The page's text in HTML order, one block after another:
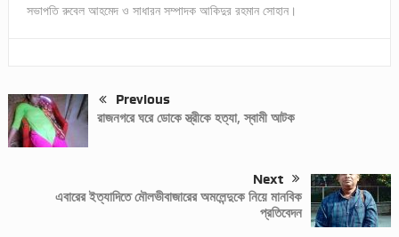
সভাপতি রুবেল আহমেদ ও সাধারন সম্পাদক আকিদুর রহমান সোহান।
Previous
রাজনগরে ঘরে ডোকে স্ত্রীকে হত্যা, স্বামী আটক
Next
এবারের ইত্যাদিতে মৌলভীবাজারের অমলেন্দুকে নিয়ে মানবিক
প্রতিবেদন